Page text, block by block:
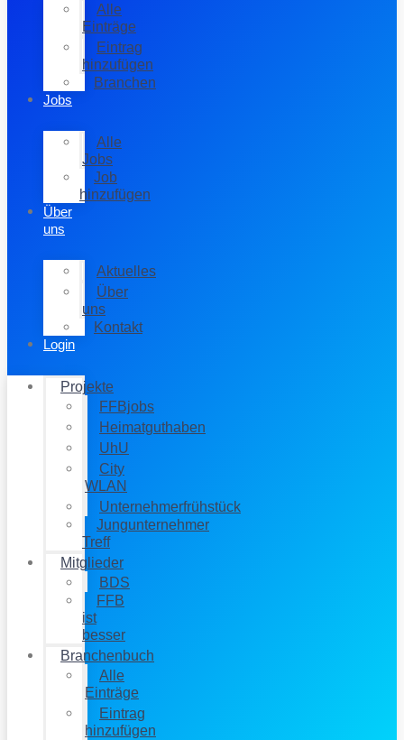
Alle
Einträge
Eintrag
hinzufügen
Branchen
Jobs
Alle
Jobs
Job
hinzufügen
Über
uns
Aktuelles
Über
uns
Kontakt
Login
Projekte
FFBjobs
Heimatguthaben
UhU
City
WLAN
Unternehmerfrühstück
Jungunternehmer
Treff
Mitglieder
BDS
FFB
ist
besser
Branchenbuch
Alle
Einträge
Eintrag
hinzufügen